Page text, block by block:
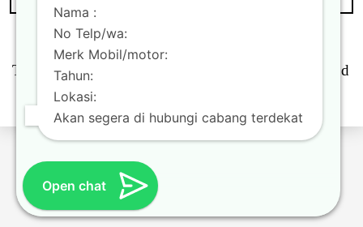
Theme by
Proudly powered
Nama :
No Telp/wa:
Merk Mobil/motor:
Tahun:
Lokasi:
Akan segera di hubungi cabang terdekat
Open chat